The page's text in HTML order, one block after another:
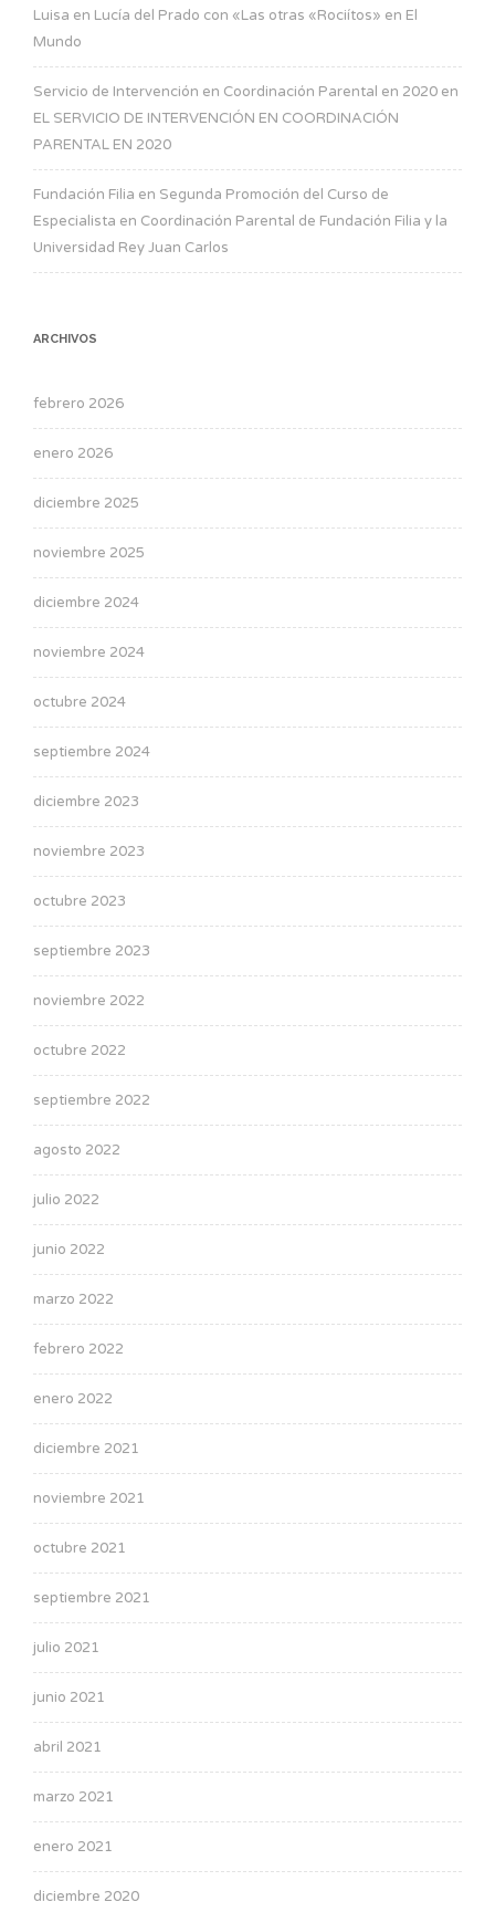
Luisa en Lucía del Prado con «Las otras «Rociítos» en El
Mundo
Servicio de Intervención en Coordinación Parental en 2020 en
EL SERVICIO DE INTERVENCIÓN EN COORDINACIÓN
PARENTAL EN 2020
Fundación Filia en Segunda Promoción del Curso de
Especialista en Coordinación Parental de Fundación Filia y la
Universidad Rey Juan Carlos
ARCHIVOS
febrero 2026
enero 2026
diciembre 2025
noviembre 2025
diciembre 2024
noviembre 2024
octubre 2024
septiembre 2024
diciembre 2023
noviembre 2023
octubre 2023
septiembre 2023
noviembre 2022
octubre 2022
septiembre 2022
agosto 2022
julio 2022
junio 2022
marzo 2022
febrero 2022
enero 2022
diciembre 2021
noviembre 2021
octubre 2021
septiembre 2021
julio 2021
junio 2021
abril 2021
marzo 2021
enero 2021
diciembre 2020